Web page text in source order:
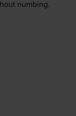
numbing.